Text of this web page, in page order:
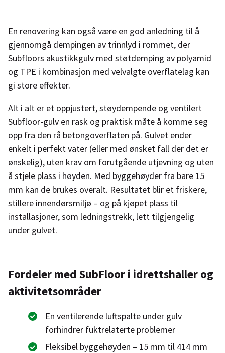
En renovering kan også være en god anledning til å
gjennomgå dempingen av trinnlyd i rommet, der
Subfloors akustikkgulv med støtdemping av polyamid
og TPE i kombinasjon med velvalgte overflatelag kan
gi store effekter.
Alt i alt er et oppjustert, støydempende og ventilert
Subfloor-gulv en rask og praktisk måte å komme seg
opp fra den rå betongoverflaten på. Gulvet ender
enkelt i perfekt vater (eller med ønsket fall der det er
ønskelig), uten krav om forutgående utjevning og uten
å stjele plass i høyden. Med byggehøyder fra bare 15
mm kan de brukes overalt. Resultatet blir et friskere,
stillere innendørsmiljø – og på kjøpet plass til
installasjoner, som ledningstrekk, lett tilgjengelig
under gulvet.
Fordeler med SubFloor i idrettshaller og
aktivitetsområder
En ventilerende luftspalte under gulv
forhindrer fuktrelaterte problemer
Fleksibel byggehøyden – 15 mm til 414 mm